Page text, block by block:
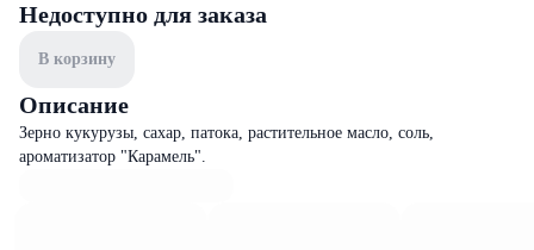
Недоступно для заказа
В корзину
Описание
Зерно кукурузы, сахар, патока, растительное масло, соль,
ароматизатор "Карамель".